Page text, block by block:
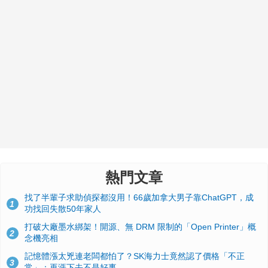
熱門文章
1
找了半輩子求助偵探都沒用！66歲加拿大男子靠ChatGPT，成
功找回失散50年家人
2
打破大廠墨水綁架！開源、無 DRM 限制的「Open Printer」概
念機亮相
3
記憶體漲太兇連老闆都怕了？SK海力士竟然認了價格「不正